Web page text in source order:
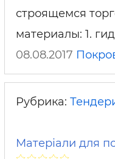
строящемся
материалы: 1.
08.08.2017
Рубрика:
Матеріали для